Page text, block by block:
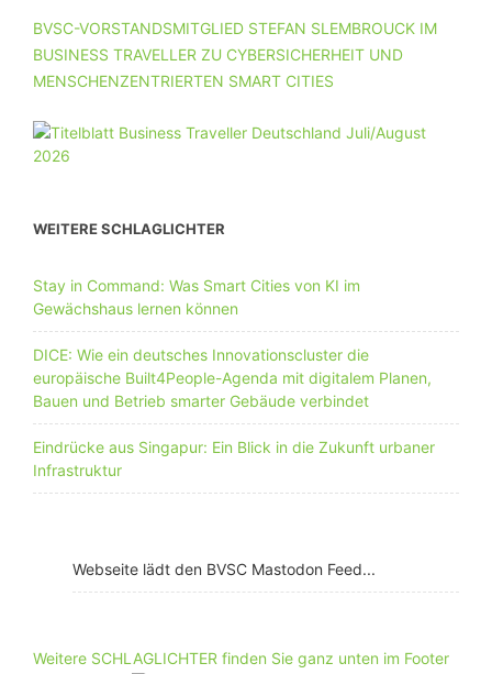
BVSC-VORSTANDSMITGLIED STEFAN SLEMBROUCK IM
BUSINESS TRAVELLER ZU CYBERSICHERHEIT UND
MENSCHENZENTRIERTEN SMART CITIES
WEITERE SCHLAGLICHTER
Stay in Command: Was Smart Cities von KI im
Gewächshaus lernen können
DICE: Wie ein deutsches Innovationscluster die
europäische Built4People-Agenda mit digitalem Planen,
Bauen und Betrieb smarter Gebäude verbindet
Eindrücke aus Singapur: Ein Blick in die Zukunft urbaner
Infrastruktur
Webseite lädt den BVSC Mastodon Feed...
Weitere SCHLAGLICHTER finden Sie ganz unten im Footer